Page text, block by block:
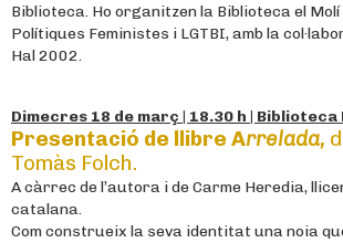
Biblioteca. Ho organitzen la Biblioteca el
Polítiques Feministes i LGTBI, amb la
Hal 2002.
Dimecres 18 de març | 18.30 h | Biblioteca
Presentació de llibre Arrelada,
Tomàs Folch.
A càrrec de l’autora i de Carme Heredia,
catalana.
Com construeix la seva identitat una noia